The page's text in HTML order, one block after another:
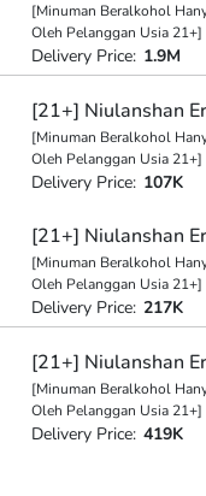
[Minuman Beralkohol
Oleh Pelanggan Usia 21+]
Delivery Price: 1.9M
[21+] Niulanshan
[Minuman Beralkohol
Oleh Pelanggan Usia 21+]
Delivery Price: 107K
[21+] Niulanshan
[Minuman Beralkohol
Oleh Pelanggan Usia 21+]
Delivery Price: 217K
[21+] Niulanshan
[Minuman Beralkohol
Oleh Pelanggan Usia 21+]
Delivery Price: 419K